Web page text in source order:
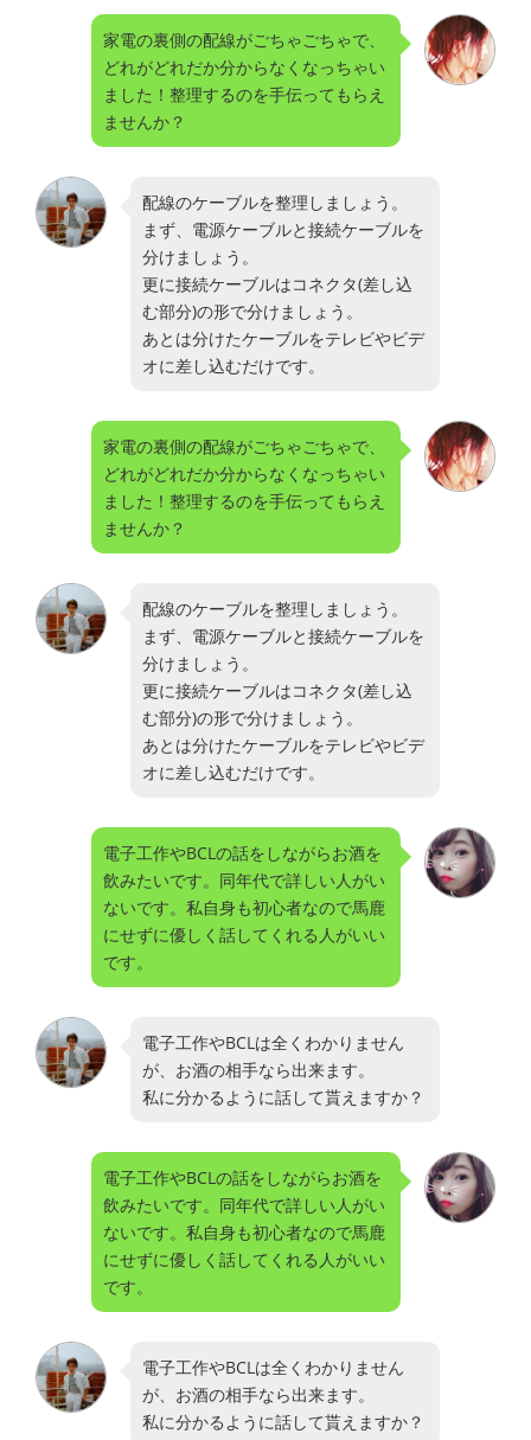
家電の裏側の配線がごちゃごちゃで、
どれがどれだか分からなくなっちゃい
ました！整理するのを手伝ってもらえ
ませんか？
配線のケーブルを整理しましょう。
まず、電源ケーブルと接続ケーブルを
分けましょう。
更に接続ケーブルはコネクタ(差し込
む部分)の形で分けましょう。
あとは分けたケーブルをテレビやビデ
オに差し込むだけです。
家電の裏側の配線がごちゃごちゃで、
どれがどれだか分からなくなっちゃい
ました！整理するのを手伝ってもらえ
ませんか？
配線のケーブルを整理しましょう。
まず、電源ケーブルと接続ケーブルを
分けましょう。
更に接続ケーブルはコネクタ(差し込
む部分)の形で分けましょう。
あとは分けたケーブルをテレビやビデ
オに差し込むだけです。
電子工作やBCLの話をしながらお酒を
飲みたいです。同年代で詳しい人がい
ないです。私自身も初心者なので馬鹿
にせずに優しく話してくれる人がいい
です。
電子工作やBCLは全くわかりません
が、お酒の相手なら出来ます。
私に分かるように話して貰えますか？
電子工作やBCLの話をしながらお酒を
飲みたいです。同年代で詳しい人がい
ないです。私自身も初心者なので馬鹿
にせずに優しく話してくれる人がいい
です。
電子工作やBCLは全くわかりません
が、お酒の相手なら出来ます。
私に分かるように話して貰えますか？